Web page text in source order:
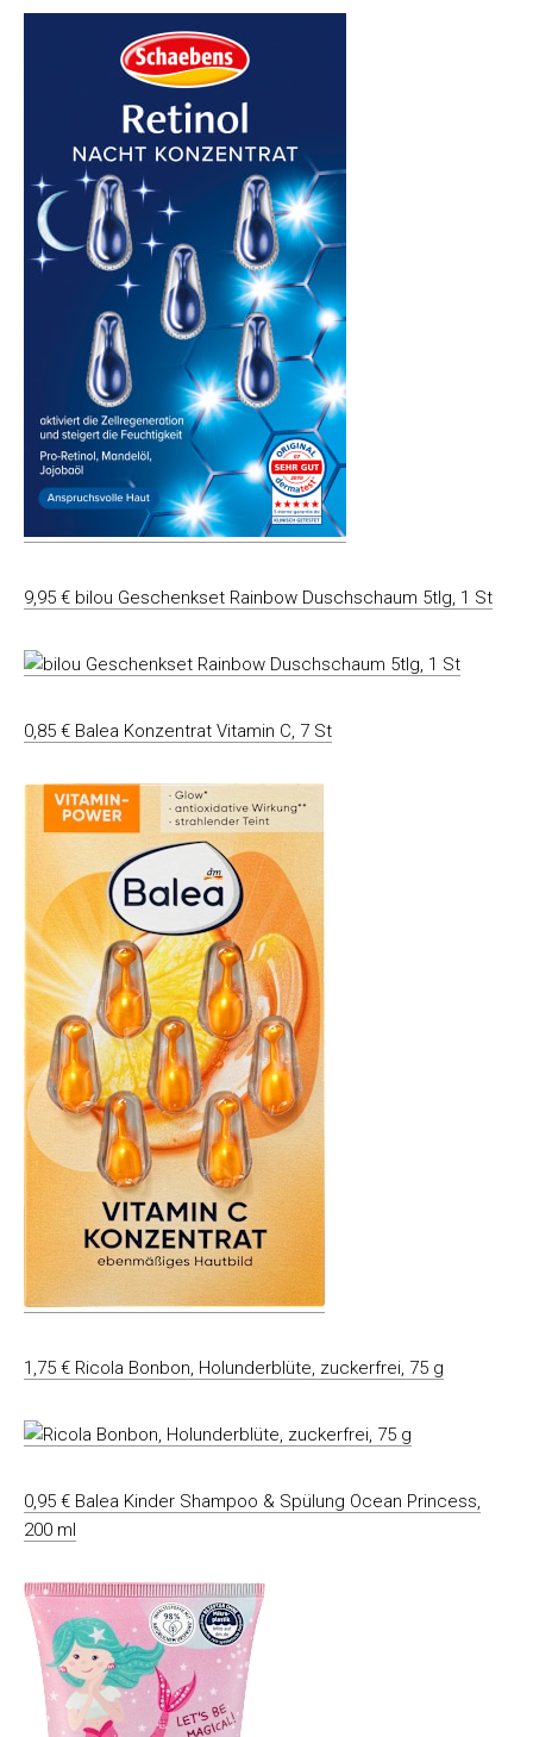
9,95 € bilou Geschenkset Rainbow Duschschaum 5tlg, 1 St
0,85 € Balea Konzentrat Vitamin C, 7 St
1,75 € Ricola Bonbon, Holunderblüte, zuckerfrei, 75 g
0,95 € Balea Kinder Shampoo & Spülung Ocean Princess,
200 ml